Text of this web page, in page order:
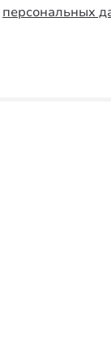
персональных